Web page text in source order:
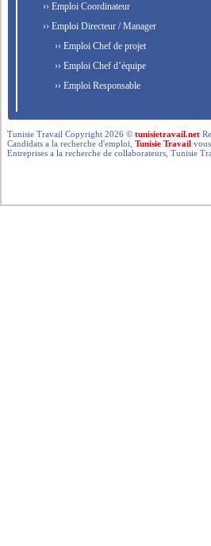
›› Emploi Coordinateur
›› Emploi Directeur / Manager
›› Emploi Chef de projet
›› Emploi Chef d’équipe
›› Emploi Responsable
Tunisie Travail Copyright 2026 ©tunisietravail.net
Candidats a la recherche d'emploi,Tunisie Travail
Entreprises a la recherche de collaborateurs, Tunisie